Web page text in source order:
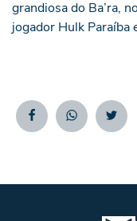
grandiosa do Ba’ra,
jogador Hulk Paraíba
FacebookWhatsapp